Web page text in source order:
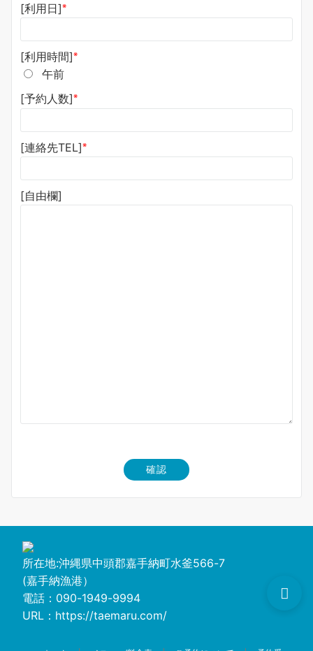
[利用日]※
[利用時間]※
午前
[予約人数]※
[連絡先TEL]※
[自由欄]
所在地:沖縄県中頭郡嘉手納町水釜566-7
(嘉手納漁港）
電話：090-1949-9994
URL： https://taemaru.com/